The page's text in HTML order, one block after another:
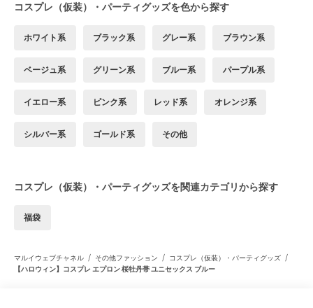
コスプレ（仮装）・パーティグッズを色から探す
ホワイト系 ブラック系 グレー系 ブラウン系
ベージュ系 グリーン系 ブルー系 パープル系
イエロー系 ピンク系 レッド系 オレンジ系
シルバー系 ゴールド系 その他
コスプレ（仮装）・パーティグッズを関連カテゴリから探す
福袋
マルイウェブチャネル / その他ファッション / コスプレ（仮装）・パーティグッズ /
【ハロウィン】コスプレ エプロン 桜牡丹帯 ユニセックス ブルー